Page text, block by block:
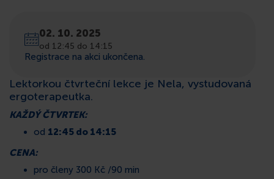
ČLENSTVÍ
CEREBRUM V MÉDIÍCH
KONTAKT
02. 10. 2025
od 12:45 do 14:15
Registrace na akci ukončena.
Lektorkou čtvrteční lekce je Nela, vystudovaná
ergoterapeutka.
KAŽDÝ ČTVRTEK:
od 12:45 do 14:15
CENA:
pro členy 300 Kč /90 min